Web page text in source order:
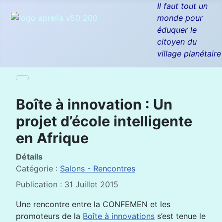
Il faut tout un
monde pour
éduquer le
citoyen du
village planétaire
Boîte à innovation : Un
projet d’école intelligente
en Afrique
Détails
Catégorie : Salons - Rencontres
Publication : 31 Juillet 2015
Une rencontre entre la CONFEMEN et les
promoteurs de la Boîte à innovations s’est tenue le